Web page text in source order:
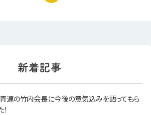
連の竹内会長に今後の意気込みを語ってもら